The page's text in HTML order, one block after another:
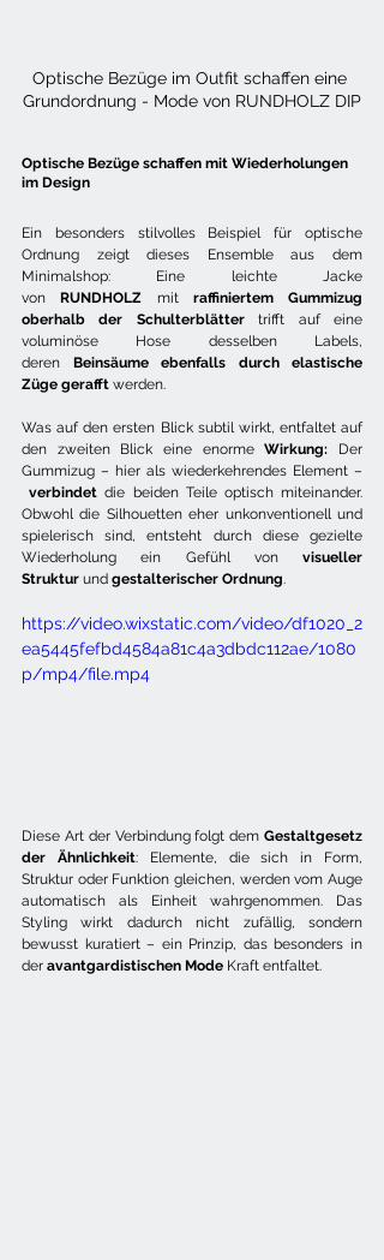
Optische Bezüge im Outfit schaffen eine
Grundordnung - Mode von RUNDHOLZ DIP
Optische Bezüge schaffen mit Wiederholungen
im Design
Ein besonders stilvolles Beispiel für optische
Ordnung zeigt dieses Ensemble aus dem
Minimalshop: Eine leichte Jacke
von RUNDHOLZ mit raffiniertem Gummizug
oberhalb der Schulterblätter trifft auf eine
voluminöse Hose desselben Labels,
deren Beinsäume ebenfalls durch elastische
Züge gerafft werden.
Was auf den ersten Blick subtil wirkt, entfaltet auf
den zweiten Blick eine enorme Wirkung: Der
Gummizug – hier als wiederkehrendes Element –
verbindet die beiden Teile optisch miteinander.
Obwohl die Silhouetten eher unkonventionell und
spielerisch sind, entsteht durch diese gezielte
Wiederholung ein Gefühl von visueller
Struktur und gestalterischer Ordnung.
https://video.wixstatic.com/video/df1020_2
ea5445fefbd4584a81c4a3dbdc112ae/1080
p/mp4/file.mp4
Diese Art der Verbindung folgt dem Gestaltgesetz
der Ähnlichkeit: Elemente, die sich in Form,
Struktur oder Funktion gleichen, werden vom Auge
automatisch als Einheit wahrgenommen. Das
Styling wirkt dadurch nicht zufällig, sondern
bewusst kuratiert – ein Prinzip, das besonders in
der avantgardistischen Mode Kraft entfaltet.